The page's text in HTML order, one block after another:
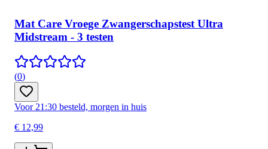
Mat Care Vroege Zwangerschapstest Ultra
Midstream - 3 testen
(0)
Voor 21:30 besteld, morgen in huis
€ 12,99